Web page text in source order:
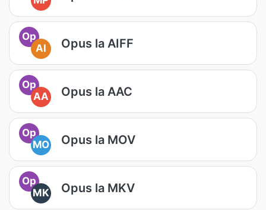
Op
AI
Opus la AIFF
Op
AA
Opus la AAC
Op
MO
Opus la MOV
Op
MK
Opus la MKV